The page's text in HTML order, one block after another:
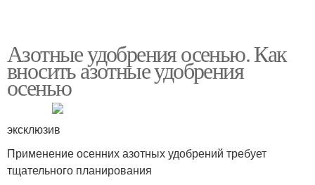
Азотные удобрения осенью. Как
вносить азотные удобрения
осенью
эксклюзив
Применение осенних азотных удобрений требует
тщательного планирования